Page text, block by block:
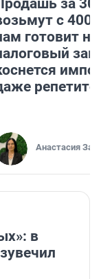
Продашь за
с
готовит
Анастасия
в